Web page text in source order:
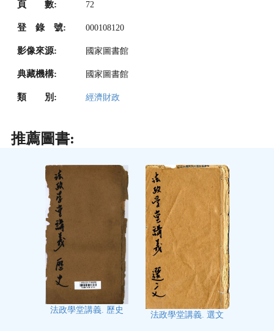
頁 數: 72
登 錄 號: 000108120
影像來源: 國家圖書館
典藏機構: 國家圖書館
類 別: 經濟財政
推薦圖書:
法政學堂講義. 歷史
法政學堂講義. 選文